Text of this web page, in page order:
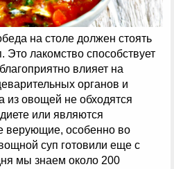
на столе должен стоять
лакомство способствует
влияет на
органов и
из овощей не обходятся
или являются
верующие, особенно во
суп готовили еще с
мы знаем около 200